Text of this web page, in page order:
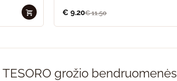
€ 9.20€11.50
grožio bendruomenės